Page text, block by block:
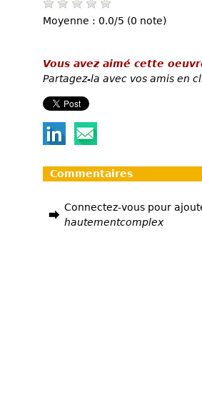
Moyenne : 0.0/5 (0 note)
Vous avez aimé cette
Partagez-la avec vos amis en
Commentaires
Connectez-vous pour
hautementcomplex